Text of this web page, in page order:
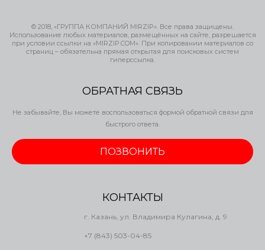
© 2018, «ГРУППА КОМПАНИЙ MIRZIP». Все права защищены.
Использование любых материалов, размещённых на сайте, разрешается
при условии ссылки на «MIRZIP.COM». При копировании материалов со
страниц – обязательна прямая открытая для поисковых систем
гиперссылка.
ОБРАТНАЯ СВЯЗЬ
Не забывайте, Вы можете воспользоваться формой обратной связи для
быстрого ответа.
ПОЗВОНИТЬ
КОНТАКТЫ
г. Казань, ул. Владимира Кулагина, д. 9
+7 (843) 503-04-85